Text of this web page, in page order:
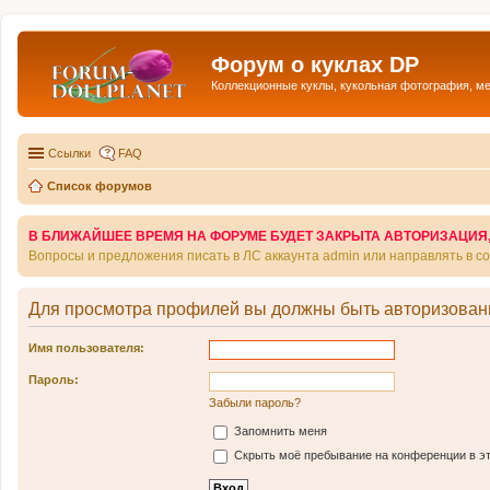
Форум о куклах DP
Коллекционные куклы, кукольная фотография,
Ссылки FAQ
Список форумов
В БЛИЖАЙШЕЕ ВРЕМЯ НА ФОРУМЕ БУДЕТ ЗАКРЫТА
Вопросы и предложения писать в ЛС аккаунта admin или направлять в
Для просмотра профилей вы должны быть
Имя пользователя:
Пароль:
Забыли пароль?
Запомнить меня
Скрыть моё пребывание на конференции в